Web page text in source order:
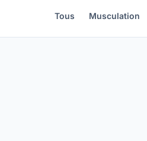
Tous Musculation